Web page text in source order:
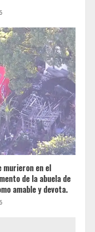
murieron en el
de la abuela de
amable y devota.